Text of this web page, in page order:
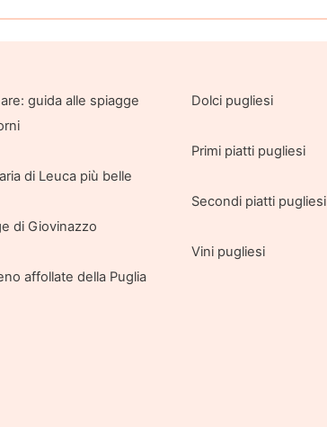
guida alle spiagge
di Leuca più belle
di Giovinazzo
affollate della Puglia
Dolci pugliesi
Primi piatti pugliesi
Secondi piatti pugliesi
Vini pugliesi